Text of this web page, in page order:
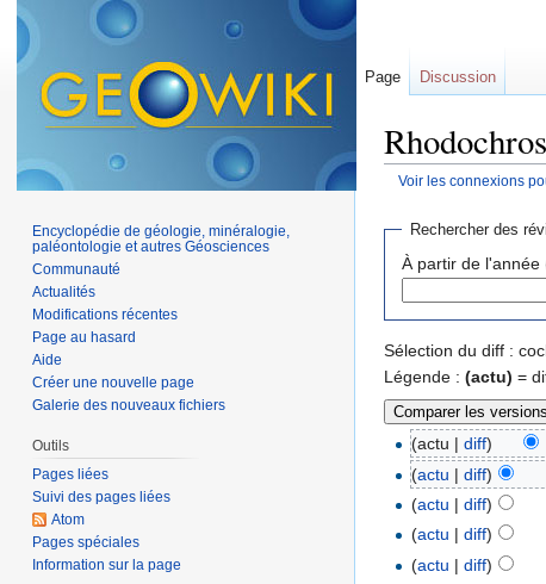
Voir les connexions
Rechercher des
À partir de l'année
Sélection du diff :
Légende : (actu) =
(actu |diff)
(actu |diff)
(actu |diff)
(actu |diff)
(actu |diff)
Page Discussion
Encyclopédie de géologie, minéralogie,
paléontologie et autres Géosciences
Communauté
Actualités
Modifications récentes
Page au hasard
Aide
Créer une nouvelle page
Galerie des nouveaux fichiers
Outils
Pages liées
Suivi des pages liées
Atom
Pages spéciales
Information sur la page